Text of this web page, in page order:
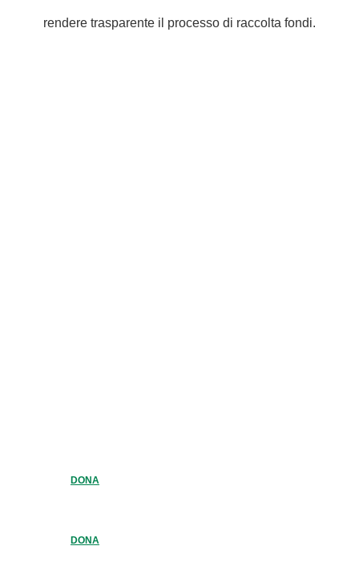
rendere trasparente il processo di raccolta fondi.
DONA
DONA